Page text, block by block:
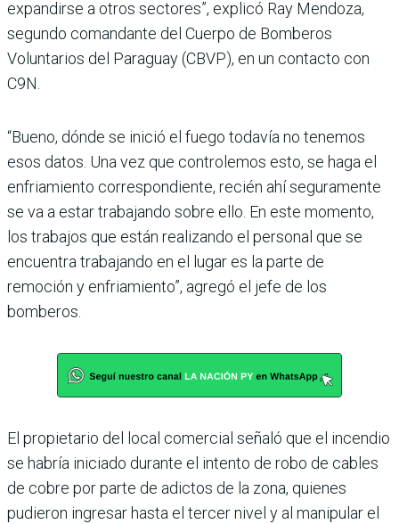
expandirse a otros sectores”, explicó Ray Mendoza,
segundo comandante del Cuerpo de Bomberos
Voluntarios del Paraguay (CBVP), en un contacto con
C9N.
“Bueno, dónde se inició el fuego todavía no tenemos
esos datos. Una vez que controlemos esto, se haga el
enfriamiento correspondiente, recién ahí seguramente
se va a estar trabajando sobre ello. En este momento,
los trabajos que están realizando el personal que se
encuentra trabajando en el lugar es la parte de
remoción y enfriamiento”, agregó el jefe de los
bomberos.
El propietario del local comercial señaló que el incendio
se habría iniciado durante el intento de robo de cables
de cobre por parte de adictos de la zona, quienes
pudieron ingresar hasta el tercer nivel y al manipular el